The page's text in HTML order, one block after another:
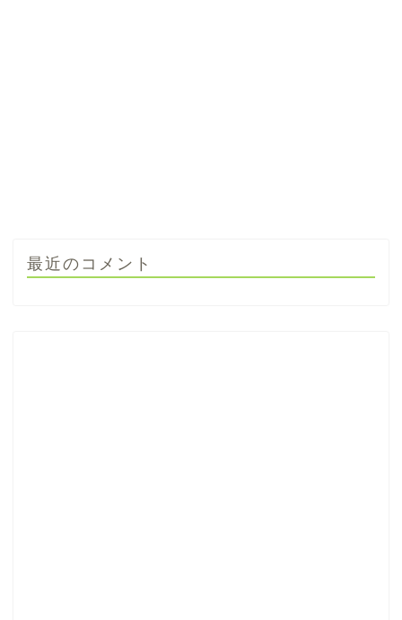
最近のコメント